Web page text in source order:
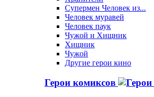
Супермен Человек из...
Человек муравей
Человек паук
Чужой и Хищник
Хищник
Чужой
Другие герои кино
Герои комиксов